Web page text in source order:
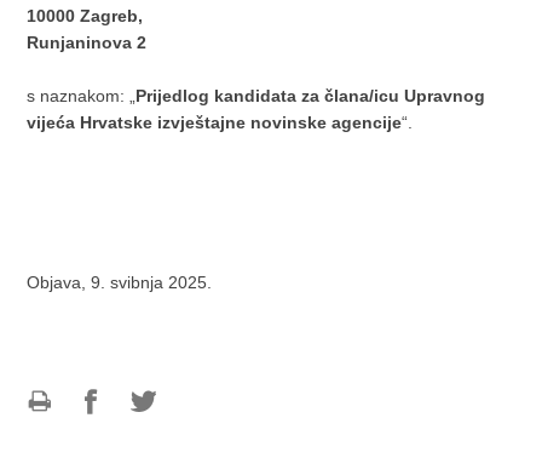
10000 Zagreb,
Runjaninova 2
s naznakom: „ Prijedlog kandidata za člana/icu Upravnog
vijeća Hrvatske izvještajne novinske agencije“.
Objava, 9. svibnja 2025.